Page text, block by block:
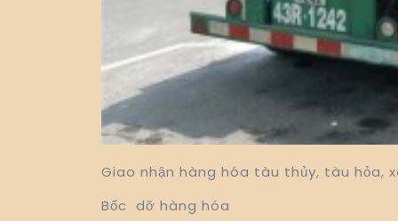
Giao nhận hàng hóa tàu thủy, tàu hỏa,
Bốc dỡ hàng hóa